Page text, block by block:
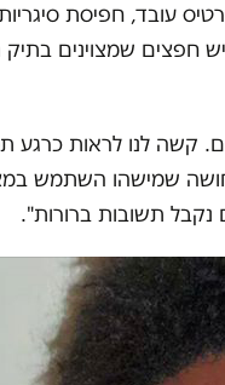
עובד, חפיסת
חפצים שמצוינים
קשה לנו לראות כרגע
שמישהו השתמש
נקבל תשובות ברורות"
.